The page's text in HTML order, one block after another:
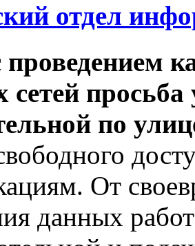
отдел
проведением
сетей
по
От
данных